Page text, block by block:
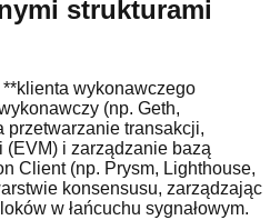
strukturami
wykonawczego
(np. Geth,
przetwarzanie transakcji,
i zarządzanie bazą
Client (np. Prysm, Lighthouse,
konsensusu, zarządzając
w łańcuchu sygnałowym.